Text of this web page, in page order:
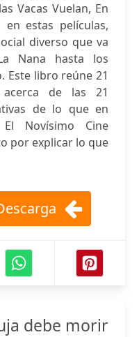
Vacas Vuelan, En
estas películas,
diverso que va
Nana hasta los
Este libro reúne 21
de las 21
de lo que en
Novísimo Cine
por explicar lo que
debe morir